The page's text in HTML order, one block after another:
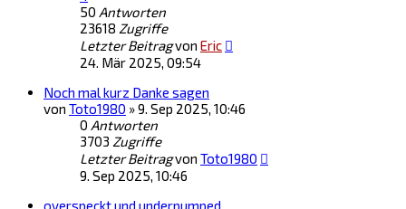
50 Antworten
23618 Zugriffe
Letzter Beitragvon Eric
24. Mär 2025, 09:54
Noch mal kurz Danke sagen
von Toto1980 »9. Sep 2025, 10:46
0 Antworten
3703 Zugriffe
Letzter Beitragvon Toto1980
9. Sep 2025, 10:46
overspeckt und underpumped